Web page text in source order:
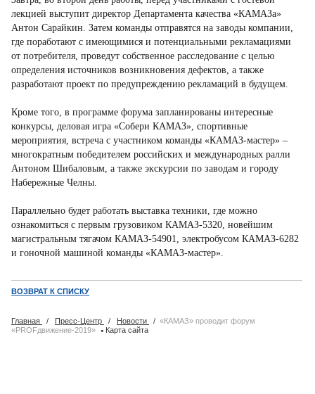
лекцией выступит директор Департамента качества «КАМАЗа»
Антон Сарайкин. Затем команды отправятся на заводы компании,
где поработают с имеющимися и потенциальными рекламациями
от потребителя, проведут собственное расследование с целью
определения источников возникновения дефектов, а также
разработают проект по предупреждению рекламаций в будущем.
Кроме того, в программе форума запланированы интересные
конкурсы, деловая игра «Собери КАМАЗ», спортивные
мероприятия, встреча с участником команды «КАМАЗ-мастер» –
многократным победителем российских и международных ралли
Антоном Шибаловым, а также экскурсии по заводам и городу
Набережные Челны.
Параллельно будет работать выставка техники, где можно
ознакомиться с первым грузовиком КАМАЗ-5320, новейшим
магистральным тягачом КАМАЗ-54901, электробусом КАМАЗ-6282
и гоночной машиной команды «КАМАЗ-мастер».
ВОЗВРАТ К СПИСКУ
Главная / Пресс-Центр / Новости / «КАМАЗ» проводит форум
«PROFдвижение-2019» · Карта сайта